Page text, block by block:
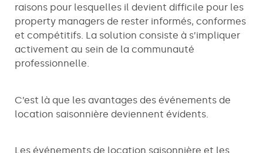
raisons pour lesquelles il devient difficile pour les
property managers de rester informés, conformes
et compétitifs. La solution consiste à s’impliquer
activement au sein de la communauté
professionnelle.
C’est là que les avantages des événements de
location saisonnière deviennent évidents.
Les événements de location saisonnière et les